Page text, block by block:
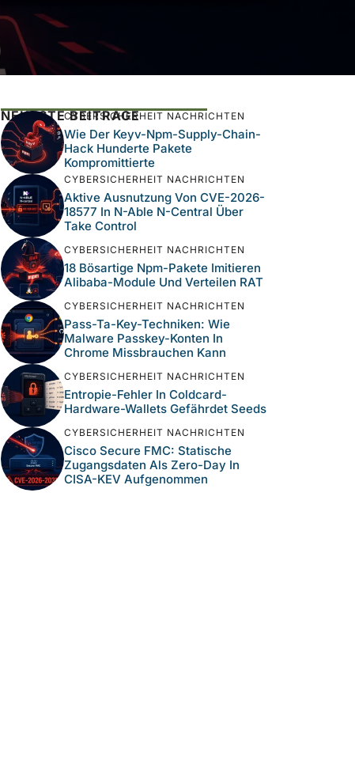
NEUESTE BEITRÄGE
CYBERSICHERHEIT NACHRICHTEN
Wie Der Keyv-Npm-Supply-Chain-
Hack Hunderte Pakete
Kompromittierte
CYBERSICHERHEIT NACHRICHTEN
Aktive Ausnutzung Von CVE-2026-
18577 In N-Able N-Central Über
Take Control
CYBERSICHERHEIT NACHRICHTEN
18 Bösartige Npm-Pakete Imitieren
Alibaba-Module Und Verteilen RAT
CYBERSICHERHEIT NACHRICHTEN
Pass-Ta-Key-Techniken: Wie
Malware Passkey-Konten In
Chrome Missbrauchen Kann
CYBERSICHERHEIT NACHRICHTEN
Entropie-Fehler In Coldcard-
Hardware-Wallets Gefährdet Seeds
CYBERSICHERHEIT NACHRICHTEN
Cisco Secure FMC: Statische
Zugangsdaten Als Zero-Day In
CISA-KEV Aufgenommen